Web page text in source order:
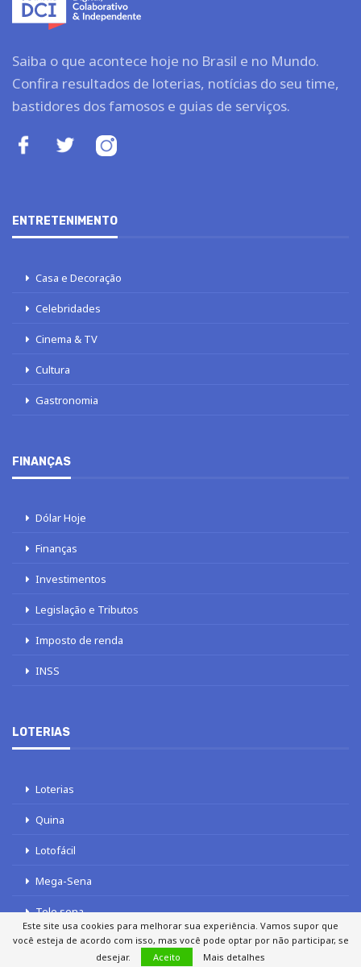
Saiba o que acontece hoje no Brasil e no Mundo.
Confira resultados de loterias, notícias do seu time,
bastidores dos famosos e guias de serviços.
ENTRETENIMENTO
Casa e Decoração
Celebridades
Cinema & TV
Cultura
Gastronomia
FINANÇAS
Dólar Hoje
Finanças
Investimentos
Legislação e Tributos
Imposto de renda
INSS
LOTERIAS
Loterias
Quina
Lotofácil
Mega-Sena
Tele sena
Este site usa cookies para melhorar sua experiência. Vamos supor que
você esteja de acordo com isso, mas você pode optar por não participar, se
desejar.
Aceito Mais detalhes